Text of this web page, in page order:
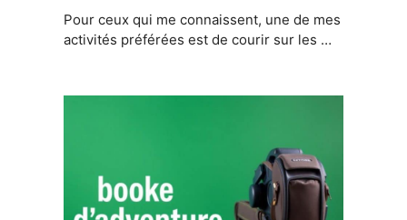
Pour ceux qui me connaissent, une de mes
activités préférées est de courir sur les …